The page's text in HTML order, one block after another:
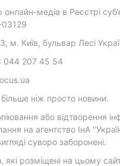
онлайн-медіа в Реєстрі
м. Київ, бульвар Лесі
044 207 45 54
ніж просто новини.
або відтворення
на агентство ІнА
суворо заборонені.
які розміщені на цьому